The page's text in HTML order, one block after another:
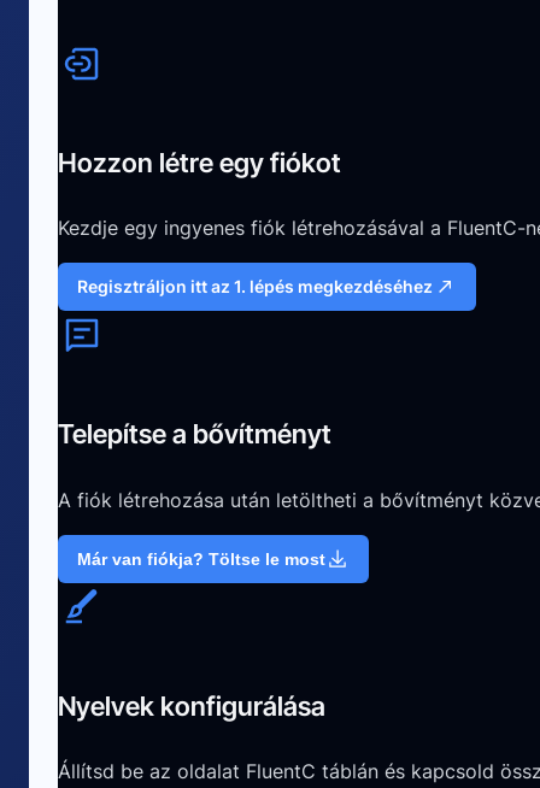
Hozzon létre egy fiókot
Kezdje egy ingyenes fiók létrehozásával a FluentC-
Regisztráljon itt az 1. lépés megkezdéséhez
Telepítse a bővítményt
A fiók létrehozása után letöltheti a bővítményt
Már van fiókja? Töltse le most
Nyelvek konfigurálása
Állítsd be az oldalat FluentC táblán és kapcsold